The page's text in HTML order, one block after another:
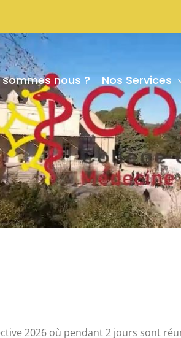
sommes nous ? Nos Services
2026 où pendant 2 jours sont